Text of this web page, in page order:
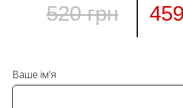
520 грн
Ваше ім'я